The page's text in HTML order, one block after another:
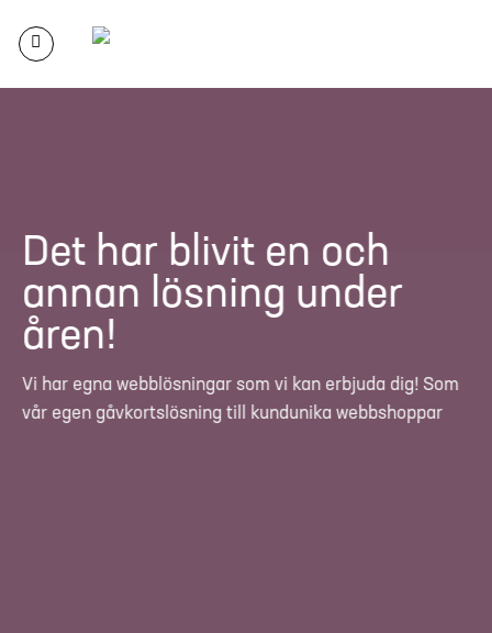
content
Det har blivit en och
annan lösning under
åren!
Vi har egna webblösningar som vi kan erbjuda dig! Som
vår egen gåvkortslösning till kundunika webbshoppar